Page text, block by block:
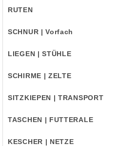
RUTEN
SCHNUR | Vorfach
LIEGEN | STÜHLE
SCHIRME | ZELTE
SITZKIEPEN | TRANSPORT
TASCHEN | FUTTERALE
KESCHER | NETZE